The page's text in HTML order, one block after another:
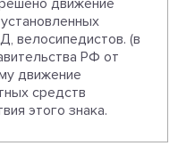
движение
велосипедистов. (в
РФ от
движение
средств
этого знака.